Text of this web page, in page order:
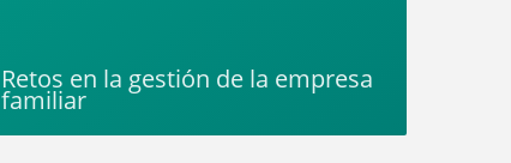
Retos en la gestión de la empresa
familiar